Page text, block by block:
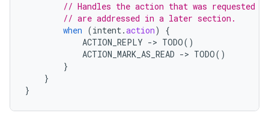
// Handles the action that was requested
// are addressed in a later section.
when (intent.action)
{
ACTION_REPLY -> TODO()
ACTION_MARK_AS_READ -> TODO()
}
}
}